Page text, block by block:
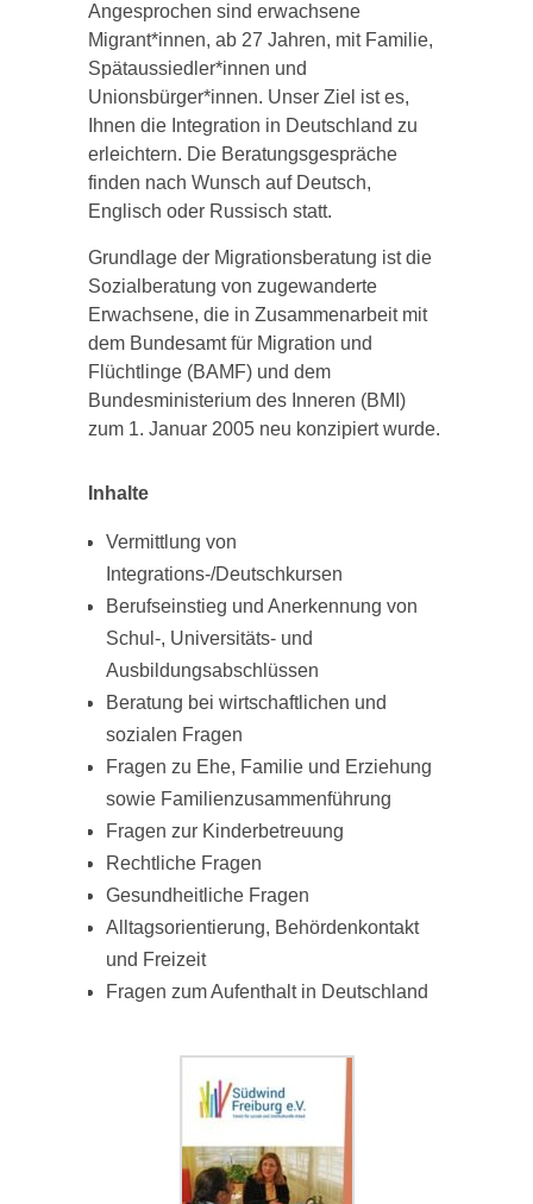
Angesprochen sind erwachsene
Migrant*innen, ab 27 Jahren, mit Familie,
Spätaussiedler*innen und
Unionsbürger*innen. Unser Ziel ist es,
Ihnen die Integration in Deutschland zu
erleichtern. Die Beratungsgespräche
finden nach Wunsch auf Deutsch,
Englisch oder Russisch statt.
Grundlage der Migrationsberatung ist die
Sozialberatung von zugewanderte
Erwachsene, die in Zusammenarbeit mit
dem Bundesamt für Migration und
Flüchtlinge (BAMF) und dem
Bundesministerium des Inneren (BMI)
zum 1. Januar 2005 neu konzipiert wurde.
Inhalte
Vermittlung von
Integrations-/Deutschkursen
Berufseinstieg und Anerkennung von
Schul-, Universitäts- und
Ausbildungsabschlüssen
Beratung bei wirtschaftlichen und
sozialen Fragen
Fragen zu Ehe, Familie und Erziehung
sowie Familienzusammenführung
Fragen zur Kinderbetreuung
Rechtliche Fragen
Gesundheitliche Fragen
Alltagsorientierung, Behördenkontakt
und Freizeit
Fragen zum Aufenthalt in Deutschland